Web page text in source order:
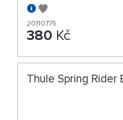
20110775
380 Kč
Thule Spring